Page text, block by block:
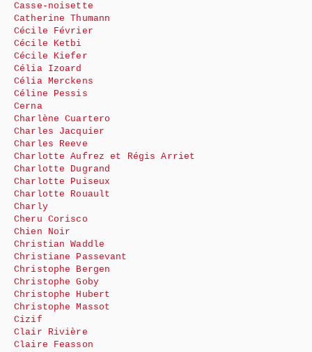
Casse-noisette
Catherine Thumann
Cécile Février
Cécile Ketbi
Cécile Kiefer
Célia Izoard
Célia Merckens
Céline Pessis
Cerna
Charlène Cuartero
Charles Jacquier
Charles Reeve
Charlotte Aufrez et Régis Arriet
Charlotte Dugrand
Charlotte Puiseux
Charlotte Rouault
Charly
Cheru Corisco
Chien Noir
Christian Waddle
Christiane Passevant
Christophe Bergen
Christophe Goby
Christophe Hubert
Christophe Massot
Cizif
Clair Rivière
Claire Feasson